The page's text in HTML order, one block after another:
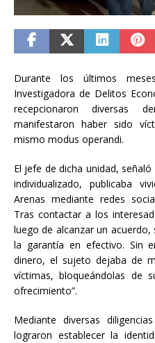
Durante los últimos
Investigadora de Delitos
recepcionaron diversas
manifestaron haber sido
mismo modus operandi.
El jefe de dicha unidad,
individualizado, publicaba
Arenas mediante redes
Tras contactar a los
luego de alcanzar un
la garantía en efectivo. Sin
dinero, el sujeto dejaba de
víctimas, bloqueándolas de
ofrecimiento”.
Mediante diversas
lograron establecer la